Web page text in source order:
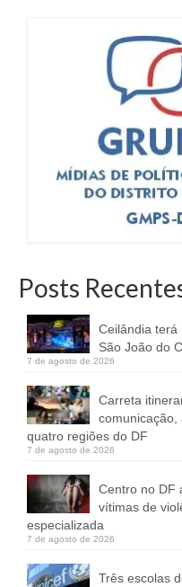
Posts
Ceilândia terá
São João do
7 de agosto de 2026
Carreta
comunicação,
quatro regiões do DF
7 de agosto de 2026
Centro no DF
vítimas de
especializada
7 de agosto de 2026
Três escolas